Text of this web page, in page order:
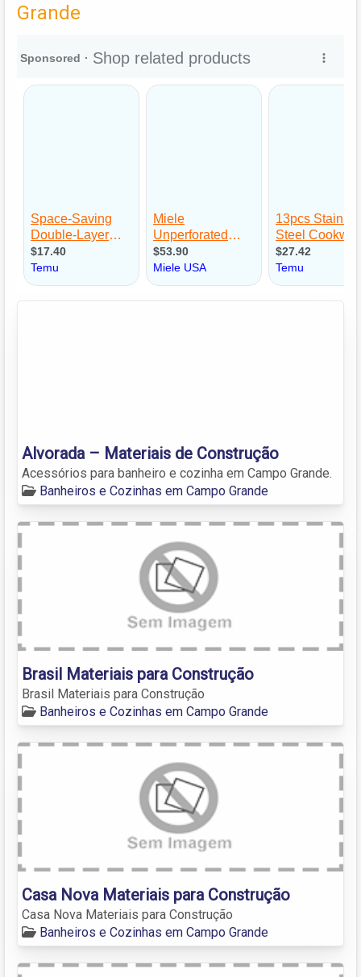
Grande
Alvorada – Materiais de Construção
Acessórios para banheiro e cozinha em Campo Grande.
Banheiros e Cozinhas em Campo Grande
Brasil Materiais para Construção
Brasil Materiais para Construção
Banheiros e Cozinhas em Campo Grande
Casa Nova Materiais para Construção
Casa Nova Materiais para Construção
Banheiros e Cozinhas em Campo Grande